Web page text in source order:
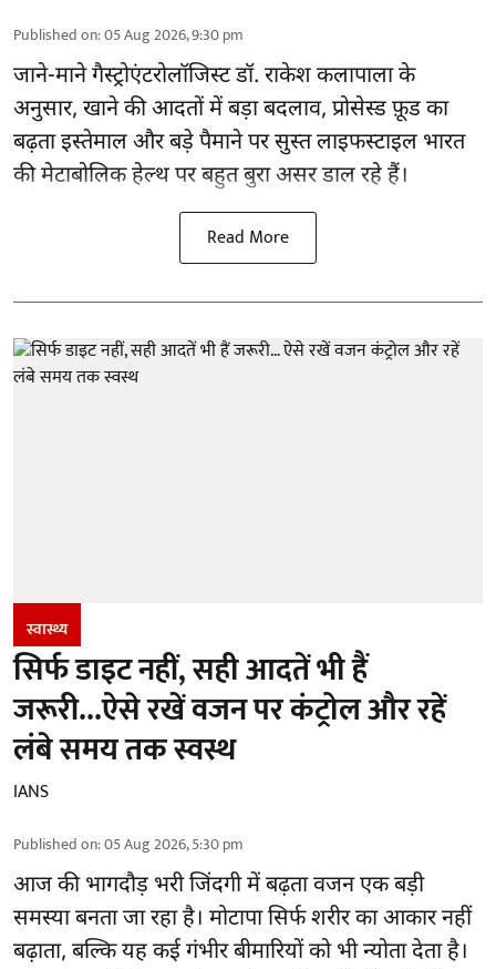
Published on:05 Aug 2026, 9:30 pm
जाने-माने गैस्ट्रोएंटरोलॉजिस्ट डॉ. राकेश कलापाला के
अनुसार, खाने की आदतोंमें बड़ा बदलाव, प्रोसेस्ड फ़ूड का
बढ़ता इस्तेमाल और बड़े पैमाने पर सुस्त लाइफस्टाइल भारत
की मेटाबोलिक हेल्थ पर बहुत बुरा असर डाल रहे हैं।
Read More
स्वास्थ्य
सिर्फ डाइट नहीं, सही आदतें भी हैं
जरूरी...ऐसे रखें वजन पर कंट्रोल और रहें
लंबे समय तक स्वस्थ
IANS
Published on:05 Aug 2026, 5:30 pm
आज की भागदौड़ भरी जिंदगी में बढ़ता वजन एक बड़ी
समस्या बनता जा रहा है। मोटापा सिर्फ शरीर का आकार नहीं
बढ़ाता, बल्कि यह कई गंभीर बीमारियों को भी न्योता देता है।